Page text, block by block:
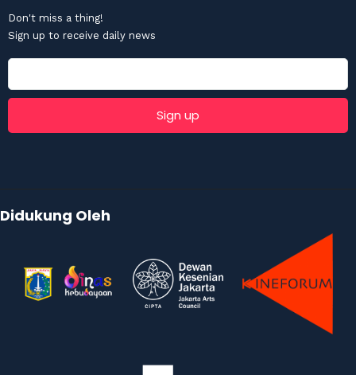
Don't miss a thing!
Sign up to receive daily news
Didukung Oleh